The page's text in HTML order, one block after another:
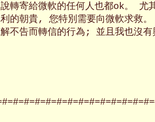
說轉寄給微軟的任何人也都ok。
的朝貴, 您特別需要向微軟求救
不告而轉信的行為; 並且我也沒有